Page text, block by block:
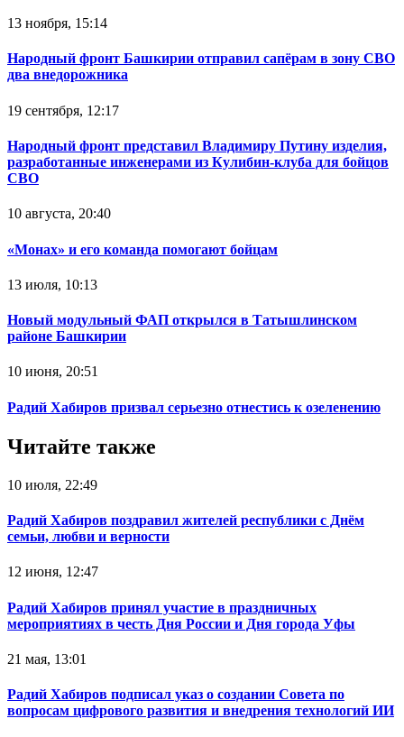
13 ноября, 15:14
Народный фронт Башкирии отправил сапёрам в зону СВО
два внедорожника
19 сентября, 12:17
Народный фронт представил Владимиру Путину изделия,
разработанные инженерами из Кулибин-клуба для бойцов
СВО
10 августа, 20:40
«Монах» и его команда помогают бойцам
13 июля, 10:13
Новый модульный ФАП открылся в Татышлинском
районе Башкирии
10 июня, 20:51
Радий Хабиров призвал серьезно отнестись к озеленению
Читайте также
10 июля, 22:49
Радий Хабиров поздравил жителей республики с Днём
семьи, любви и верности
12 июня, 12:47
Радий Хабиров принял участие в праздничных
мероприятиях в честь Дня России и Дня города Уфы
21 мая, 13:01
Радий Хабиров подписал указ о создании Совета по
вопросам цифрового развития и внедрения технологий ИИ